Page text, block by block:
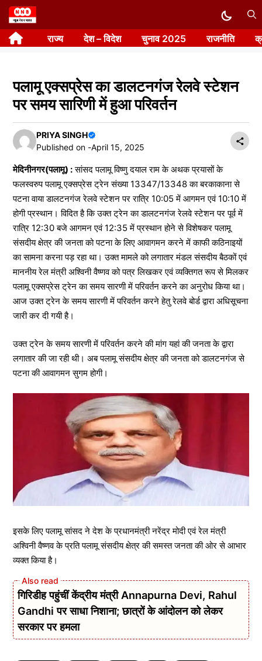
Skip
to
content राज्य देश – विदेश चुनाव 2025 राजनीति
पलामू एक्सप्रेस का डालटनगंज रेलवे स्टेशन
पर समय सारिणी में हुआ परिवर्तन
PRIYA SINGH
Published on -April 15, 2025
मेदिनीनगर(पलामू) :सांसद पलामू विष्णु दयाल राम के अथक प्रयासों के
फलस्वरुप पलामू एक्सप्रेस ट्रेन संख्या 13347/13348 का बरकाकाना से
पटना वाया डालटनगंज रेलवे स्टेशन पर रात्रि 10:05 में आगमन एवं 10:10 में
होगी प्रस्थान। विदित है कि उक्त ट्रेन का डालटनगंज रेलवे स्टेशन पर पूर्व में
रात्रि 12:30 बजे आगमन एवं 12:35 में प्रस्थान होने से विशेषकर पलामू
संसदीय क्षेत्र की जनता को पटना के लिए आवागमन करने में काफी कठिनाइयों
का सामना करना पड़ रहा था। उक्त मामले को लगातार मंडल संसदीय बैठकों एवं
माननीय रेल मंत्री अश्विनी वैष्णव को पत्र लिखकर एवं व्यक्तिगत रूप से मिलकर
पलामू एक्सप्रेस ट्रेन का समय सारणी में परिवर्तन करने का अनुरोध किया था।
आज उक्त ट्रेन के समय सारणी में परिवर्तन करने हेतु रेलवे बोर्ड द्वारा अधिसूचना
जारी कर दी गयी है।
उक्त ट्रेन के समय सारणी में परिवर्तन करने की मांग यहां की जनता के द्वारा
लगातार की जा रही थी। अब पलामू संसदीय क्षेत्र की जनता को डालटनगंज से
पटना की आवागमन सुगम होगी।
इसके लिए पलामू सांसद ने देश के प्रधानमंत्री नरेंद्र मोदी एवं रेल मंत्री
अश्विनी वैष्णव के प्रति पलामू संसदीय क्षेत्र की समस्त जनता की ओर से आभार
व्यक्त किया है।
गिरिडीह पहुंचीं केंद्रीय मंत्री Annapurna Devi, Rahul
Gandhi पर साधा निशाना; छात्रों के आंदोलन को लेकर
सरकार पर हमला